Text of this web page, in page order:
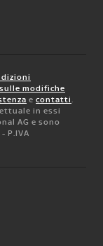
modifiche
e contatti.
in essi
AG e sono
P.IVA